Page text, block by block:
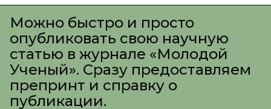
Можно быстро и просто
опубликовать свою научную
статью в журнале «Молодой
Ученый». Сразу предоставляем
препринт и справку о
публикации.